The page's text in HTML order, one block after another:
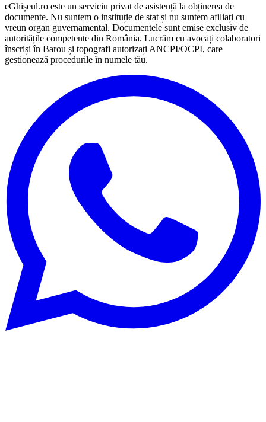
eGhișeul.ro este un serviciu privat de asistență la obținerea de
documente. Nu suntem o instituție de stat și nu suntem afiliați cu
vreun organ guvernamental. Documentele sunt emise exclusiv de
autoritățile competente din România. Lucrăm cu avocați colaboratori
înscriși în Barou și topografi autorizați ANCPI/OCPI, care
gestionează procedurile în numele tău.